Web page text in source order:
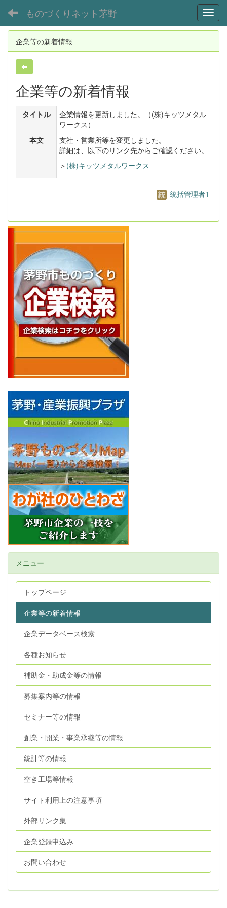
ものづくりネット茅野
企業等の新着情報
企業等の新着情報
タイトル
企業情報を更新しました。（(株)キッツメタル
ワークス）
本文
支社・営業所等を変更しました。
詳細は、以下のリンク先からご確認ください。
＞ (株)キッツメタルワークス
統括管理者1
メニュー
トップページ
企業等の新着情報
企業データベース検索
各種お知らせ
補助金・助成金等の情報
募集案内等の情報
セミナー等の情報
創業・開業・事業承継等の情報
統計等の情報
空き工場等情報
サイト利用上の注意事項
外部リンク集
企業登録申込み
お問い合わせ